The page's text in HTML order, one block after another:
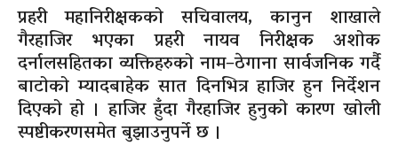
प्रहरी महानिरीक्षकको सचिवालय, कानुन शाखाले
गैरहाजिर भएका प्रहरी नायव निरीक्षक अशोक
दर्नालसहितका व्यक्तिहरुको नाम–ठेगाना सार्वजनिक गर्दै
बाटोको म्यादबाहेक सात दिनभित्र हाजिर हुन निर्देशन
दिएको हो । हाजिर हुँदा गैरहाजिर हुनुको कारण खोली
स्पष्टीकरणसमेत बुझाउनुपर्ने छ ।